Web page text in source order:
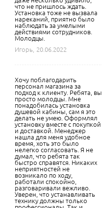
что не пришлось ждать.
Установка тоже не вызвала
нареканий, приятно было
наблюдать за умелыми
действиями сотрудников.
Молодцы.
Игорь,
20.06.2022
Хочу поблагодарить
персонал магазина за
подход к клиенту. Ребята, вы
просто молодцы. Мне
понадобилась установка
душевой кабины, сам я это
делать не умею. Оформлял
установку вместе с покупкой
и доставкой. Менеджер
нашла для меня удобное
время, хоть это было
нелегко согласовать. Я не
думал, что ребята так
быстро справятся. Никаких
неприятностей не
возникало по ходу,
работали спокойно,
разговаривали вежливо.
Уверен, что устанавливать
технику должны только